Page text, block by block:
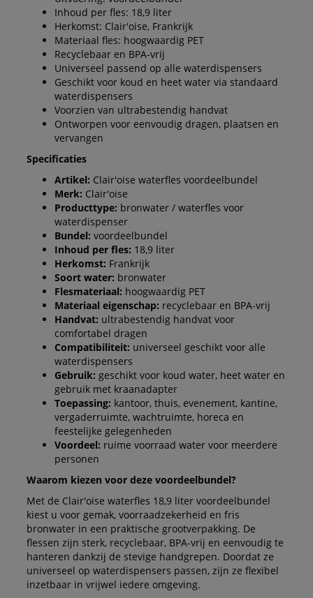
Inhoud per fles: 18,9 liter
Herkomst: Clair'oise, Frankrijk
Materiaal fles: hoogwaardig PET
Recyclebaar en BPA-vrij
Universeel passend op alle waterdispensers
Geschikt voor koud en heet water via standaard
waterdispensers
Voorzien van ultrabestendig handvat
Ontworpen voor eenvoudig dragen, plaatsen en
vervangen
Specificaties
Artikel: Clair'oise waterfles voordeelbundel
Merk: Clair'oise
Producttype: bronwater / waterfles voor
waterdispenser
Bundel: voordeelbundel
Inhoud per fles: 18,9 liter
Herkomst: Frankrijk
Soort water: bronwater
Flesmateriaal: hoogwaardig PET
Materiaal eigenschap: recyclebaar en BPA-vrij
Handvat: ultrabestendig handvat voor
comfortabel dragen
Compatibiliteit: universeel geschikt voor alle
waterdispensers
Gebruik: geschikt voor koud water, heet water en
gebruik met kraanadapter
Toepassing: kantoor, thuis, evenement, kantine,
vergaderruimte, wachtruimte, horeca en
feestelijke gelegenheden
Voordeel: ruime voorraad water voor meerdere
personen
Waarom kiezen voor deze voordeelbundel?
Met de Clair'oise waterfles 18,9 liter voordeelbundel
kiest u voor gemak, voorraadzekerheid en fris
bronwater in een praktische grootverpakking. De
flessen zijn sterk, recyclebaar, BPA-vrij en eenvoudig te
hanteren dankzij de stevige handgrepen. Doordat ze
universeel op waterdispensers passen, zijn ze flexibel
inzetbaar in vrijwel iedere omgeving.